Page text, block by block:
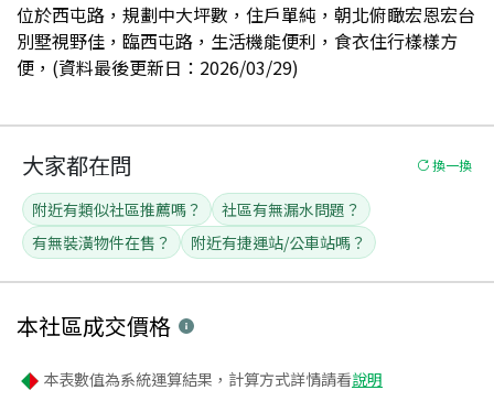
位於西屯路，規劃中大坪數，住戶單純，朝北俯瞰宏恩宏台
別墅視野佳，臨西屯路，生活機能便利，食衣住行樣樣方
便，(資料最後更新日：2026/03/29)
大家都在問 換一換
附近有類似社區推薦嗎？
社區有無漏水問題？
有無裝潢物件在售？
附近有捷運站/公車站嗎？
本社區成交價格
本表數值為系統運算結果，計算方式詳情請看說明